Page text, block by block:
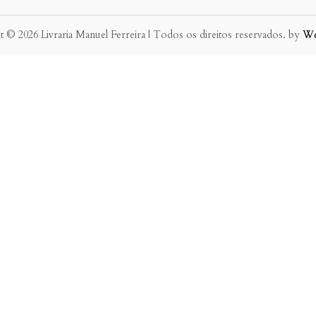
© 2026 Livraria Manuel Ferreira | Todos os direitos reservados. by